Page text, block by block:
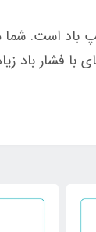
باد است.
فشار باد